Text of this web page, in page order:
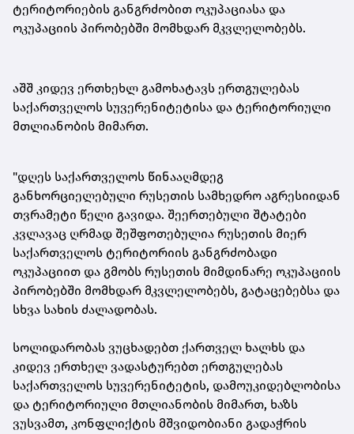
ტერიტორიების განგრძობით ოკუპაციასა და
ოკუპაციის პირობებში მომხდარ მკვლელობებს.
აშშ კიდევ ერთხეხლ გამოხატავს ერთგულებას
საქართველოს სუვერენიტეტისა და ტერიტორიული
მთლიანობის მიმართ.
"დღეს საქართველოს წინააღმდეგ
განხორციელებული რუსეთის სამხედრო აგრესიიდან
თვრამეტი წელი გავიდა. შეერთებული შტატები
კვლავაც ღრმად შეშფოთებულია რუსეთის მიერ
საქართველოს ტერიტორიის განგრძობადი
ოკუპაციით და გმობს რუსეთის მიმდინარე ოკუპაციის
პირობებში მომხდარ მკვლელობებს, გატაცებებსა და
სხვა სახის ძალადობას.
სოლიდარობას ვუცხადებთ ქართველ ხალხს და
კიდევ ერთხელ ვადასტურებთ ერთგულებას
საქართველოს სუვერენიტეტის, დამოუკიდებლობისა
და ტერიტორიული მთლიანობის მიმართ, ხაზს
ვუსვამთ, კონფლიქტის მშვიდობიანი გადაჭრის